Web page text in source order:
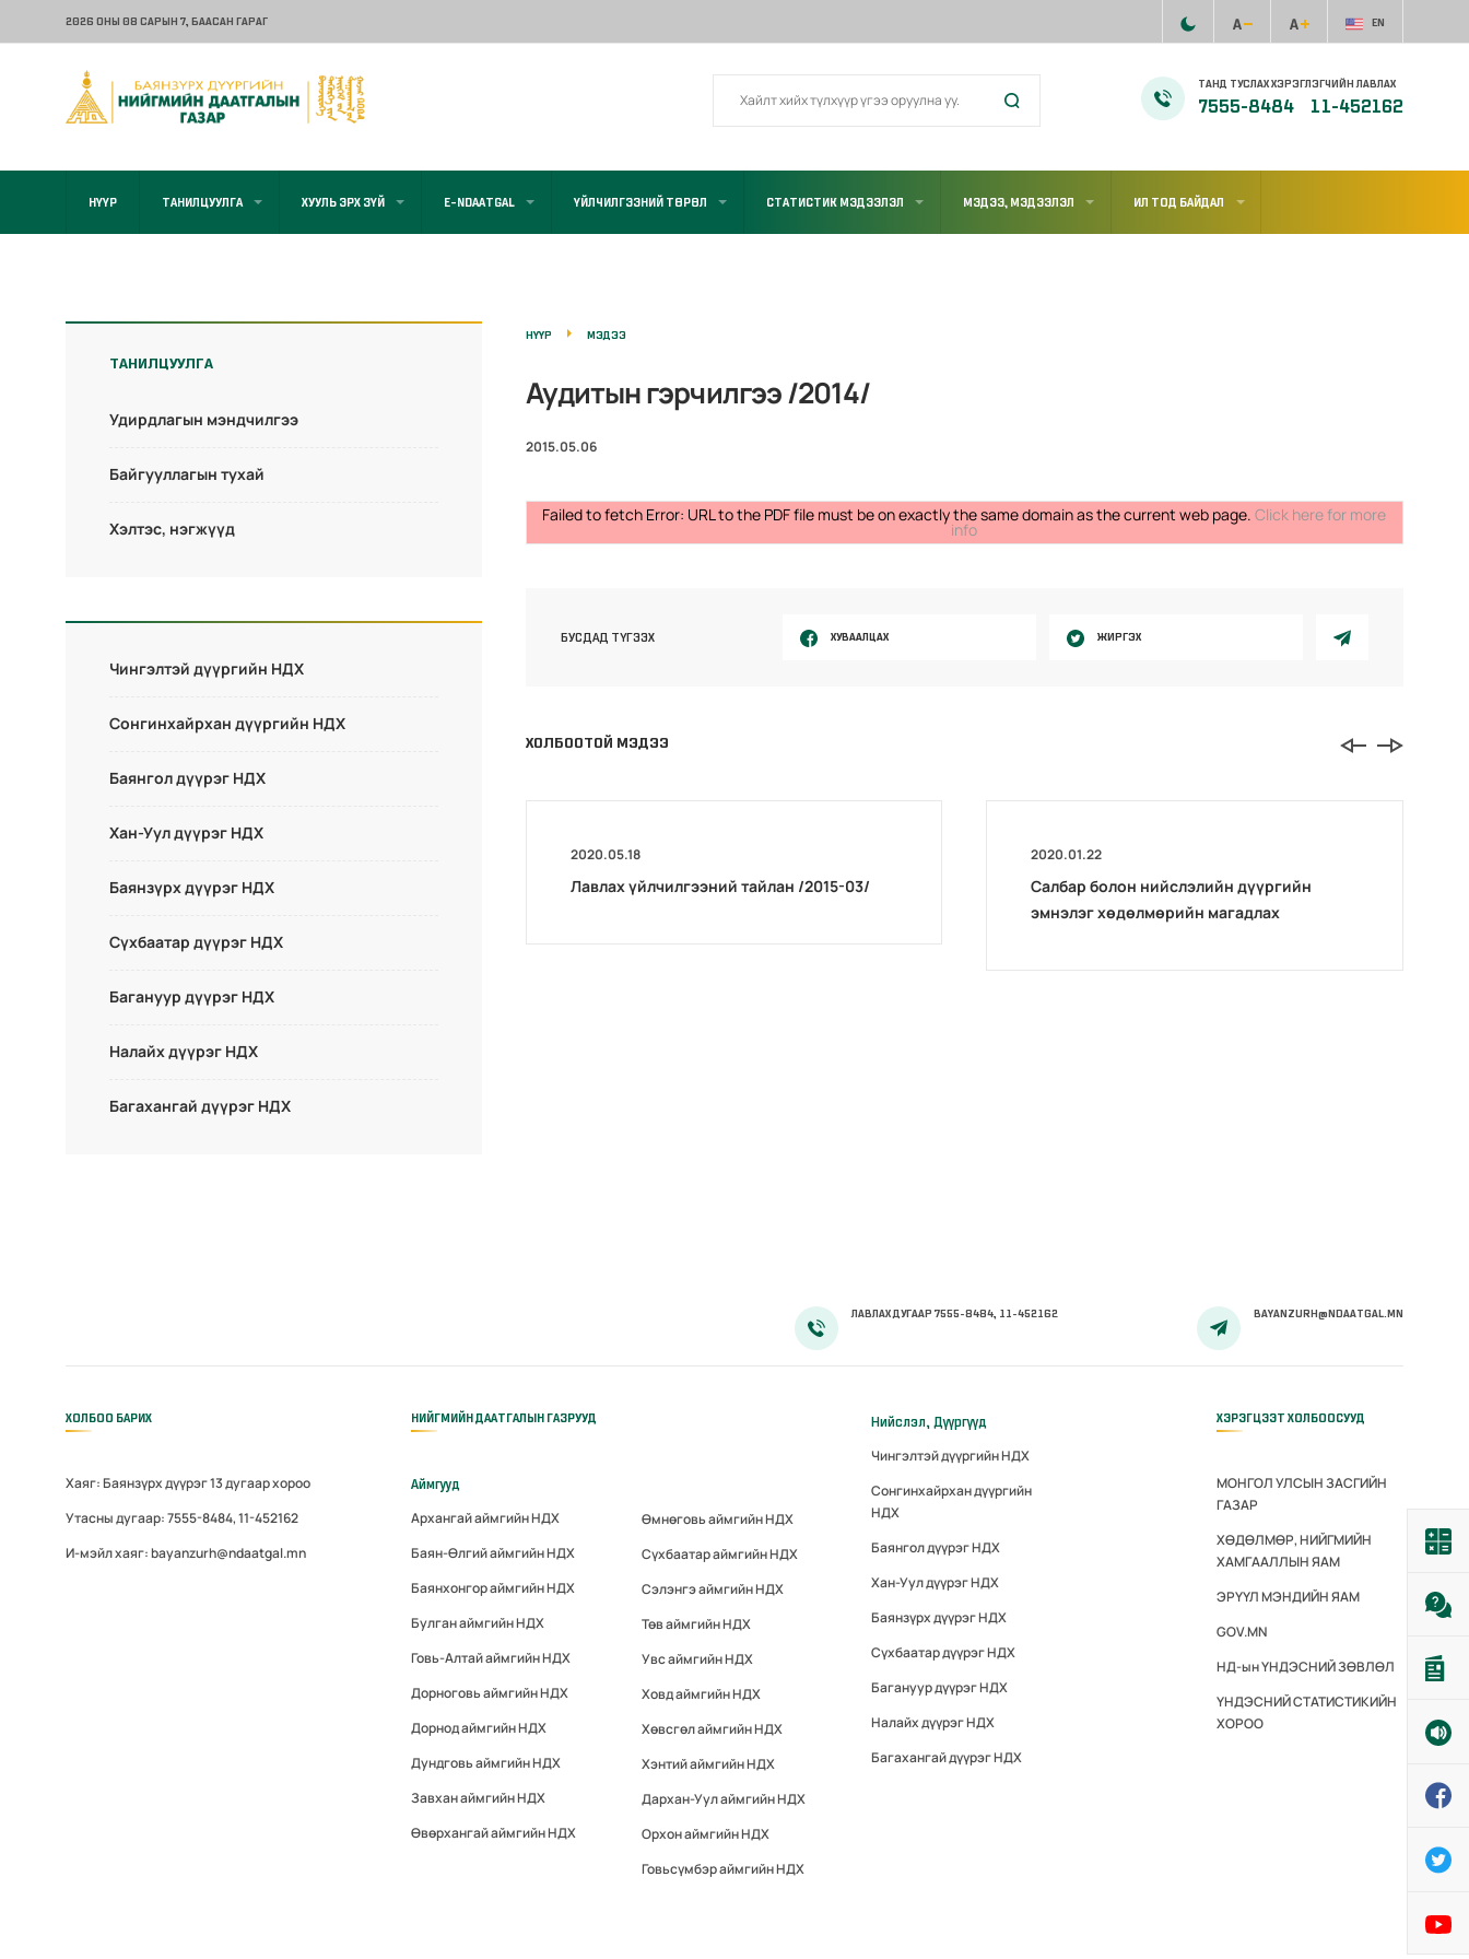
2026 ОНЫ 08 САРЫН 7, БААСАН ГАРАГ EN
ТАНД ТУСЛАХ ХЭРЭГЛЭГЧИЙН ЛАВЛАХ
7555-8484 11-452162
НҮҮР ТАНИЛЦУУЛГА ХУУЛЬ ЭРХ ЗҮЙ E-NDAATGAL ҮЙЛЧИЛГЭЭНИЙ ТӨРӨЛ СТАТИСТИК МЭДЭЭЛЭЛ МЭДЭЭ, МЭДЭЭЛЭЛ ИЛ ТОД БАЙДАЛ
ТАНИЛЦУУЛГА
Удирдлагын мэндчилгээ
Байгууллагын тухай
Хэлтэс, нэгжүүд
Чингэлтэй дүүргийн НДХ
Сонгинхайрхан дүүргийн НДХ
Баянгол дүүрэг НДХ
Хан-Уул дүүрэг НДХ
Баянзүрх дүүрэг НДХ
Сүхбаатар дүүрэг НДХ
Багануур дүүрэг НДХ
Налайх дүүрэг НДХ
Багахангай дүүрэг НДХ
НҮҮР МЭДЭЭ
Аудитын гэрчилгээ /2014/
2015.05.06
Failed to fetch Error: URL to the PDF file must be on exactly the same domain as the current web page.Click here for more
info
БУСДАД ТҮГЭЭХ ХУВААЛЦАХ ЖИРГЭХ
ХОЛБООТОЙ МЭДЭЭ
2020.05.18
Лавлах үйлчилгээний тайлан /2015-03/
2020.01.22
Салбар болон нийслэлийн дүүргийн
эмнэлэг хөдөлмөрийн магадлах
ЛАВЛАХ ДУГААР 7555-8484, 11-452162 BAYANZURH@NDAATGAL.MN
ХОЛБОО БАРИХ
Хаяг: Баянзүрх дүүрэг 13 дугаар хороо
Утасны дугаар: 7555-8484, 11-452162
И-мэйл хаяг: bayanzurh@ndaatgal.mn
НИЙГМИЙН ДААТГАЛЫН ГАЗРУУД
Аймгууд
Архангай аймгийн НДХ
Баян-Өлгий аймгийн НДХ
Баянхонгор аймгийн НДХ
Булган аймгийн НДХ
Говь-Алтай аймгийн НДХ
Дорноговь аймгийн НДХ
Дорнод аймгийн НДХ
Дундговь аймгийн НДХ
Завхан аймгийн НДХ
Өвөрхангай аймгийн НДХ
Өмнөговь аймгийн НДХ
Сүхбаатар аймгийн НДХ
Сэлэнгэ аймгийн НДХ
Төв аймгийн НДХ
Увс аймгийн НДХ
Ховд аймгийн НДХ
Хөвсгөл аймгийн НДХ
Хэнтий аймгийн НДХ
Дархан-Уул аймгийн НДХ
Орхон аймгийн НДХ
Говьсүмбэр аймгийн НДХ
Нийслэл, Дүүргүүд
Чингэлтэй дүүргийн НДХ
Сонгинхайрхан дүүргийн
НДХ
Баянгол дүүрэг НДХ
Хан-Уул дүүрэг НДХ
Баянзүрх дүүрэг НДХ
Сүхбаатар дүүрэг НДХ
Багануур дүүрэг НДХ
Налайх дүүрэг НДХ
Багахангай дүүрэг НДХ
ХЭРЭГЦЭЭТ ХОЛБООСУУД
МОНГОЛ УЛСЫН ЗАСГИЙН
ГАЗАР
ХӨДӨЛМӨР, НИЙГМИЙН
ХАМГААЛЛЫН ЯАМ
ЭРҮҮЛ МЭНДИЙН ЯАМ
GOV.MN
НД-ын ҮНДЭСНИЙ ЗӨВЛӨЛ
ҮНДЭСНИЙ СТАТИСТИКИЙН
ХОРОО